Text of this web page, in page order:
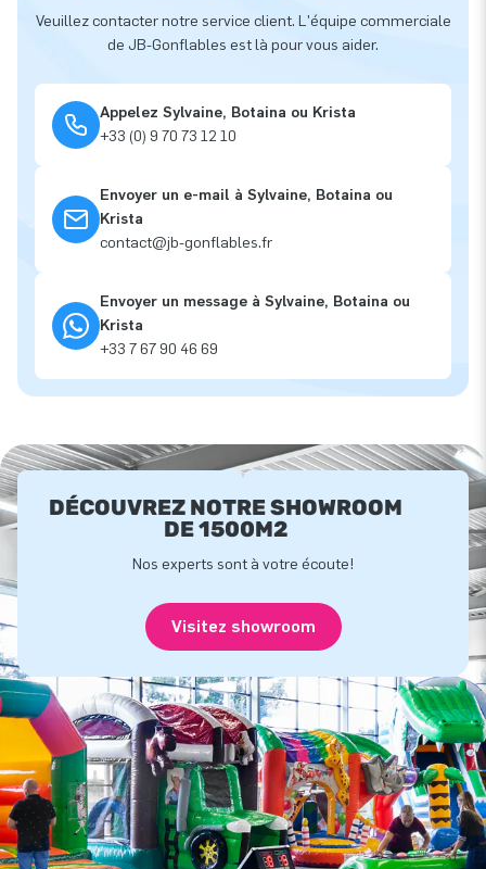
Veuillez contacter notre service client. L'équipe commerciale
de JB-Gonflables est là pour vous aider.
Appelez Sylvaine, Botaina ou Krista
+33 (0) 9 70 73 12 10
Envoyer un e-mail à Sylvaine, Botaina ou
Krista
contact@jb-gonflables.fr
Envoyer un message à Sylvaine, Botaina ou
Krista
+33 7 67 90 46 69
DÉCOUVREZ NOTRE SHOWROOM
DE 1500M2
Nos experts sont à votre écoute!
Visitez showroom